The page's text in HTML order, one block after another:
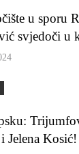
u sporu
svjedoči u
Jelena Kosić!